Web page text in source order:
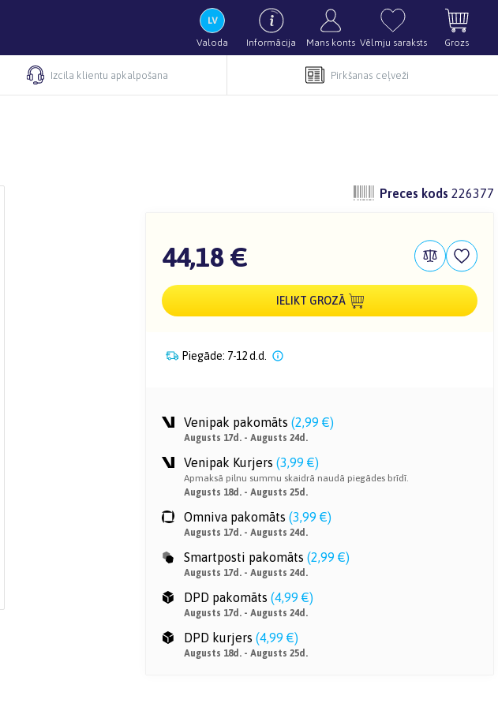
Valoda Informācija Mans konts Vēlmju saraksts Grozs
Izcila klientu apkalpošana Pirkšanas ceļveži
Preces kods 226377
44,18 €
IELIKT GROZĀ
Piegāde: 7-12 d.d.
Venipak pakomāts (2,99 €)
Augusts 17d. - Augusts 24d.
Venipak Kurjers (3,99 €)
Apmaksā pilnu summu skaidrā naudā piegādes brīdī.
Augusts 18d. - Augusts 25d.
Omniva pakomāts (3,99 €)
Augusts 17d. - Augusts 24d.
Smartposti pakomāts (2,99 €)
Augusts 17d. - Augusts 24d.
DPD pakomāts (4,99 €)
Augusts 17d. - Augusts 24d.
DPD kurjers (4,99 €)
Augusts 18d. - Augusts 25d.